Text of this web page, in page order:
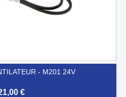
- M201 24V
€